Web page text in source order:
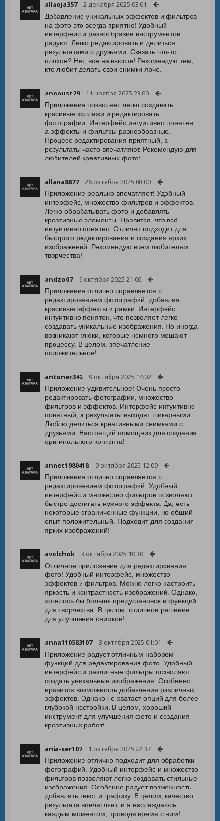
allaoja357 2 декабря 2025 03:01
Добавление уникальных эффектов и фильтров
на фото это всегда приятно! Удобный
интерфейс и разнообразие инструментов
радуют. Легко редактировать и делиться
результатами с друзьями. Сказать что-то
плохое? Нет, все на высоте! Рекомендую тем,
кто любит делать свои снимки ярче.
annaust29 11 ноября 2025 23:00
Приложение позволяет легко создавать
красивые коллажи и редактировать
фотографии. Интерфейс интуитивно понятен,
а эффекты и фильтры разнообразные.
Процесс редактирования приятный, а
результаты часто впечатляют. Рекомендую для
любителей креативных фото!
allana8877 26 октября 2025 08:00
Приложение реально впечатляет! Удобный
интерфейс, множество фильтров и эффектов.
Легко обрабатывать фото и добавлять
креативные элементы. Нравится, что всё
интуитивно понятно. Отлично подходит для
быстрого редактирования и создания ярких
изображений. Рекомендую всем любителям
творчества!
andzo07 9 октября 2025 21:06
Приложение отлично справляется с
редактированием фотографий, добавляя
красивые эффекты и рамки. Интерфейс
интуитивно понятен, что позволяет легко
создавать уникальные изображения. Но иногда
возникают глюки, которые немного мешают
процессу. В целом, впечатление
положительное!
antoner342 9 октября 2025 14:02
Приложение удивительное! Очень просто
редактировать фотографии, множество
фильтров и эффектов. Интерфейс интуитивно
понятный, а результаты выходят шикарными.
Люблю делиться креативными снимками с
друзьями. Настоящий помощник для создания
оригинального контента!
annet1980418 9 октября 2025 12:09
Приложение отлично справляется с
редактированием фотографий. Удобный
интерфейс и множество фильтров позволяют
быстро достигать нужного эффекта. Да, есть
некоторые ограниченные функции, но общий
опыт положительный. Подходит для создания
ярких изображений!
avolchok 9 октября 2025 10:30
Отличное приложение для редактирования
фото! Удобный интерфейс, множество
эффектов и фильтров. Можно легко настроить
яркость и контрастность изображений. Однако,
хотелось бы больше предустановок и функций
для творчества. В целом, отличное решение
для улучшения снимков!
anna110583107 3 октября 2025 01:01
Приложение радует отличным набором
функций для редактирования фото. Удобный
интерфейс и различные фильтры позволяют
создать уникальные изображения. Особенно
нравится возможность добавления различных
эффектов. Однако не хватает опций для более
глубокой настройки. В целом, хороший
инструмент для улучшения фото и создания
креативных работ!
ania-ser107 1 октября 2025 22:37
Приложение отлично подходит для обработки
фотографий. Удобный интерфейс и множество
фильтров позволяют легко создавать стильные
изображения. Особенно радует возможность
добавлять текст и графику. В целом, качество
результата впечатляет, и я наслаждаюсь
каждым моментом, проводя время с ним!